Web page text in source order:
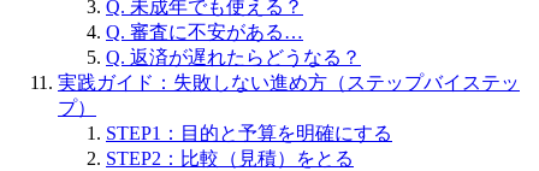
Q. 未成年でも使える？
Q. 審査に不安がある…
Q. 返済が遅れたらどうなる？
実践ガイド：失敗しない進め方（ステップバイステッ
プ）
STEP1：目的と予算を明確にする
STEP2：比較（見積）をとる